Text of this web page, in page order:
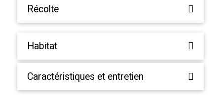
Récolte
Habitat
Caractéristiques et entretien